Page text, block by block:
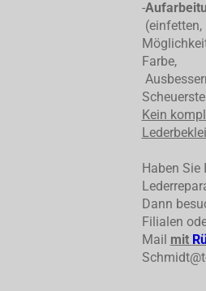
-
(einfetten,
Farbe,
Kein
Haben Sie
Dann
Filialen
Mail mit